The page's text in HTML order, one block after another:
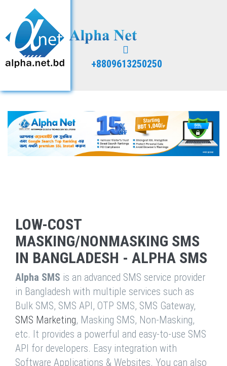
+8809613250250
LOW-COST
MASKING/NONMASKING SMS
IN BANGLADESH - ALPHA SMS
Alpha SMS is an advanced SMS service provider
in Bangladesh with multiple services such as
Bulk SMS, SMS API, OTP SMS, SMS Gateway,
SMS Marketing, Masking SMS, Non-Masking,
etc. It provides a powerful and easy-to-use SMS
API for developers. Easy integration with
Software Applications & Websites. You can also